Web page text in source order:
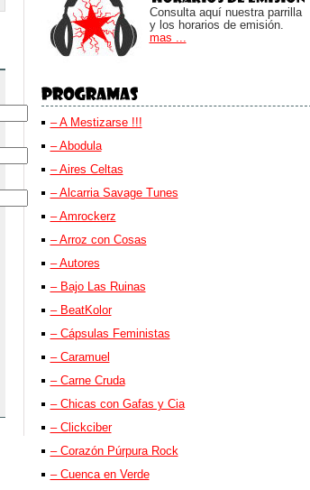
Consulta aquí nuestra parrilla
y los horarios de emisión.
mas ...
– A Mestizarse !!!
– Abodula
– Aires Celtas
– Alcarria Savage Tunes
– Amrockerz
– Arroz con Cosas
– Autores
– Bajo Las Ruinas
– BeatKolor
– Cápsulas Feministas
– Caramuel
– Carne Cruda
– Chicas con Gafas y Cia
– Clickciber
– Corazón Púrpura Rock
– Cuenca en Verde